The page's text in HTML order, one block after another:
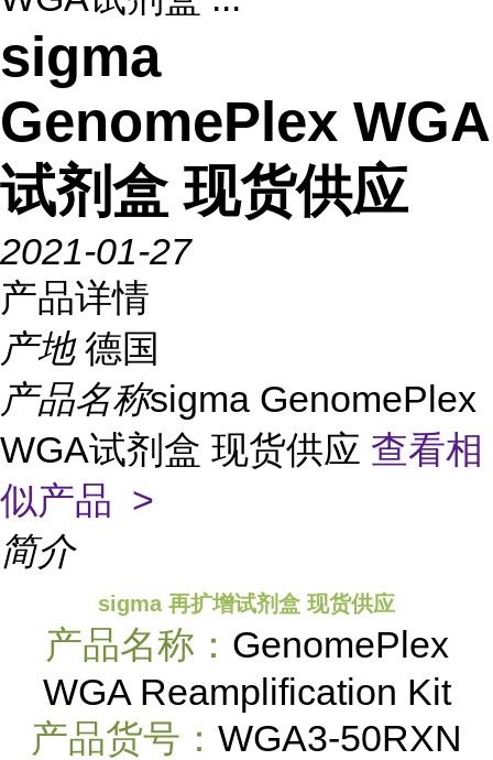
sigma
GenomePlex WGA
试剂盒 现货供应
2021-01-27
产品详情
产地 德国
产品名称sigma GenomePlex
WGA试剂盒 现货供应 查看相
似产品 >
简介
sigma 再扩增试剂盒 现货供应
产品名称： GenomePlex
WGA Reamplification Kit
产品货号： WGA3-50RXN